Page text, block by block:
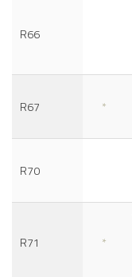
R66
R67 *
R70
R71 *